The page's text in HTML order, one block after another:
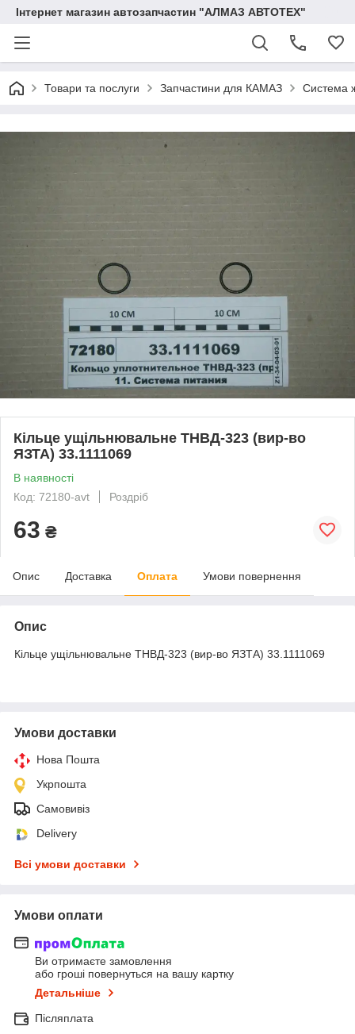
Інтернет магазин автозапчастин "АЛМАЗ АВТОТЕХ"
Товари та послуги Запчастини для КАМАЗ Система
Кільце ущільнювальне ТНВД-323 (вир-во
ЯЗТА) 33.1111069
В наявності
Код: 72180-avt
Роздріб
63 ₴
Опис Доставка Оплата Умови повернення
Опис
Кільце ущільнювальне ТНВД-323 (вир-во ЯЗТА) 33.1111069
Умови доставки
Нова Пошта
Укрпошта
Самовивіз
Delivery
Всі умови доставки
Умови оплати
Ви отримаєте замовлення
або гроші повернуться на вашу картку
Детальніше
Післяплата